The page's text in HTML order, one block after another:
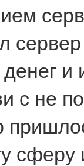
с не
сферу